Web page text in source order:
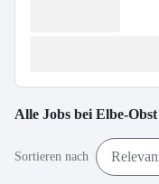
Alle Jobs bei Elbe-
Sortieren nach